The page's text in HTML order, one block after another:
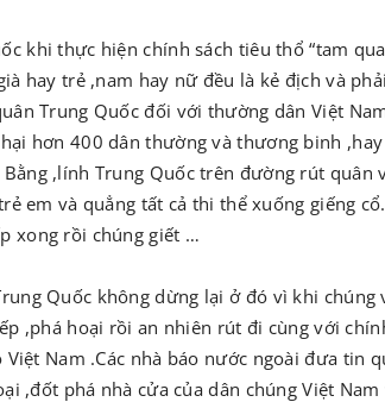
khi thực hiện chính sách tiêu thổ “tam
hay trẻ ,nam hay nữ đều là kẻ địch và
Trung Quốc đối với thường dân Việt
hơn 400 dân thường và thương binh
Bằng ,lính Trung Quốc trên đường rút quân
em và quẳng tất cả thi thể xuống giếng
xong rồi chúng giết …
Quốc không dừng lại ở đó vì khi
,phá hoại rồi an nhiên rút đi cùng với
Nam .Các nhà báo nước ngoài đưa tin
,đốt phá nhà cửa của dân chúng Việt